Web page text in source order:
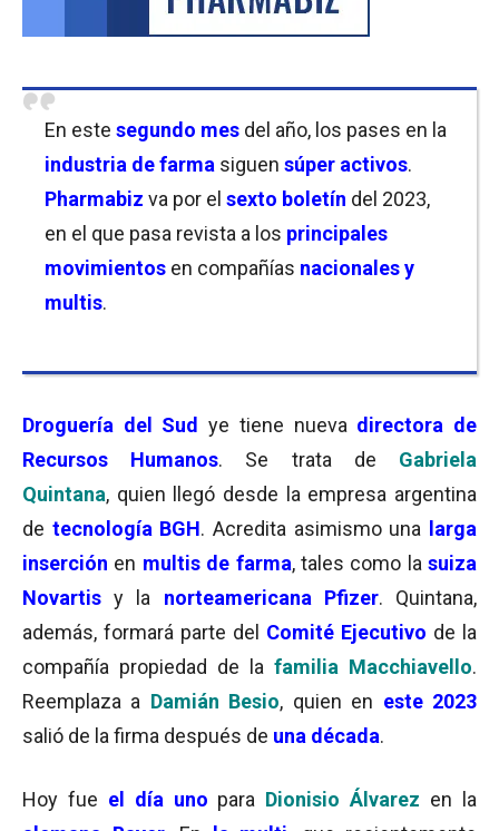
En este segundo mes del año, los pases en la
industria de farma siguen súper activos.
Pharmabiz va por el sexto boletín del 2023,
en el que pasa revista a los principales
movimientos en compañías nacionales y
multis.
Droguería del Sud ye tiene nueva directora de
Recursos Humanos. Se trata de Gabriela
Quintana, quien llegó desde la empresa argentina
de tecnología BGH. Acredita asimismo una larga
inserción en multis de farma, tales como la suiza
Novartis y la norteamericana Pfizer. Quintana,
además, formará parte del Comité Ejecutivo de la
compañía propiedad de la familia Macchiavello.
Reemplaza a Damián Besio, quien en este 2023
salió de la firma después de una década.
Hoy fue el día uno para Dionisio Álvarez en la